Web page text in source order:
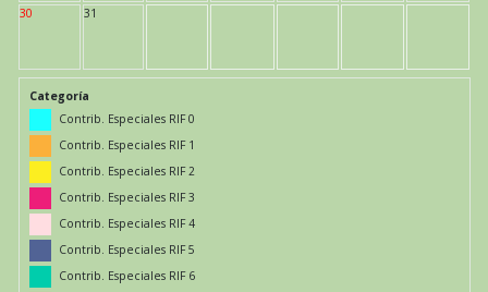
30 31
Categoría
Contrib. Especiales RIF 0
Contrib. Especiales RIF 1
Contrib. Especiales RIF 2
Contrib. Especiales RIF 3
Contrib. Especiales RIF 4
Contrib. Especiales RIF 5
Contrib. Especiales RIF 6